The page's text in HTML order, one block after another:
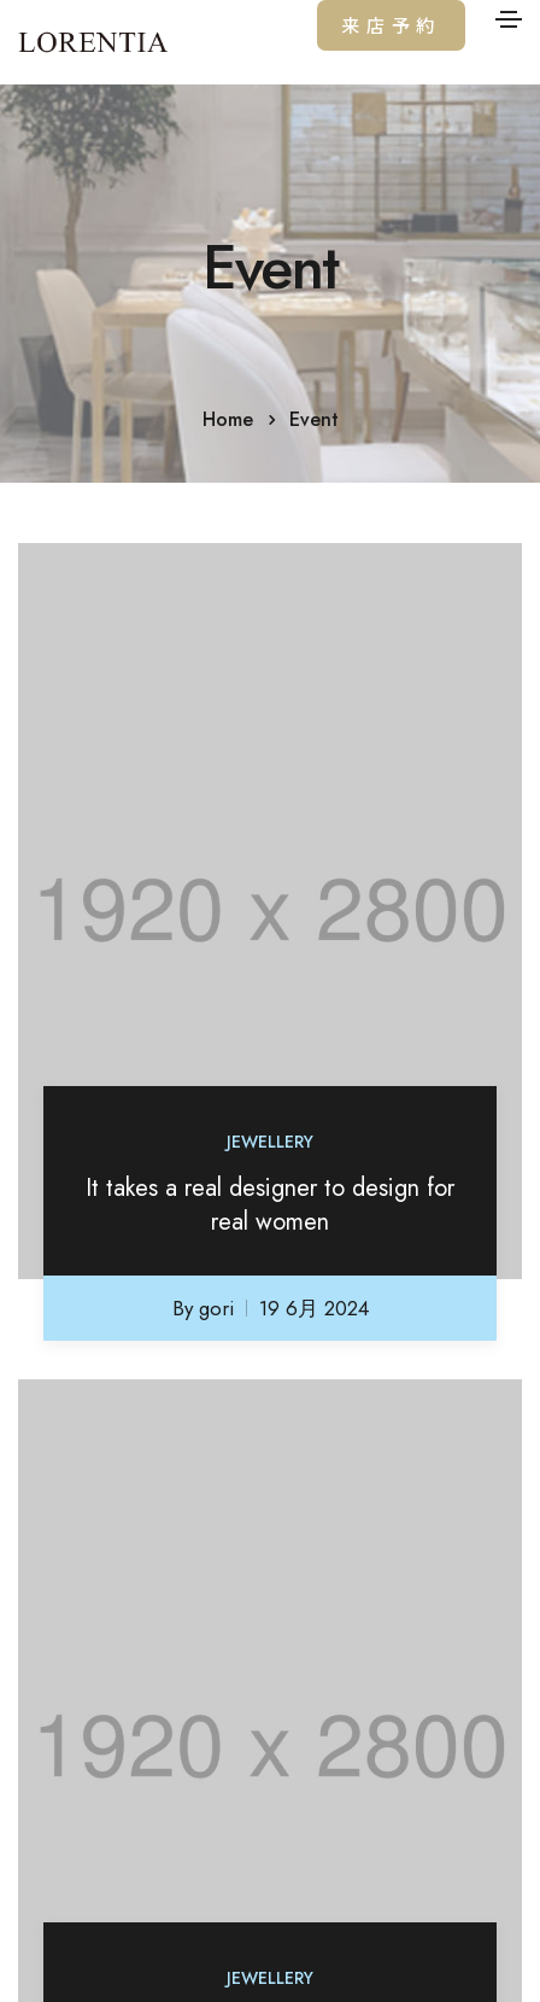
来店予約
Event
Home Event
JEWELLERY
It takes a real designer to design for
real women
Bygori 19 6月 2024
JEWELLERY